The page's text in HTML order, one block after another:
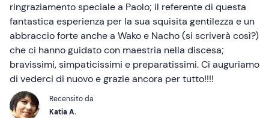
ringraziamento speciale a Paolo; il referente di questa
fantastica esperienza per la sua squisita gentilezza e un
abbraccio forte anche a Wako e Nacho (si scriverà così?)
che ci hanno guidato con maestria nella discesa;
bravissimi, simpaticissimi e preparatissimi. Ci auguriamo
di vederci di nuovo e grazie ancora per tutto!!!!
Recensito da
Katia A.